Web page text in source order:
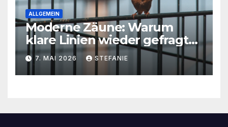
ALLGEMEIN
Moderne Zäune: Warum
klare Linien wieder gefragt
sind
7. MAI 2026 STEFANIE